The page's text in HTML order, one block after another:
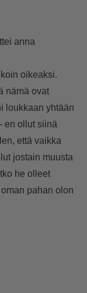
anna
oikeaksi.
nämä ovat
loukkaan yhtään
en ollut siinä
että vaikka
jostain muusta
he olleet
pahan olon